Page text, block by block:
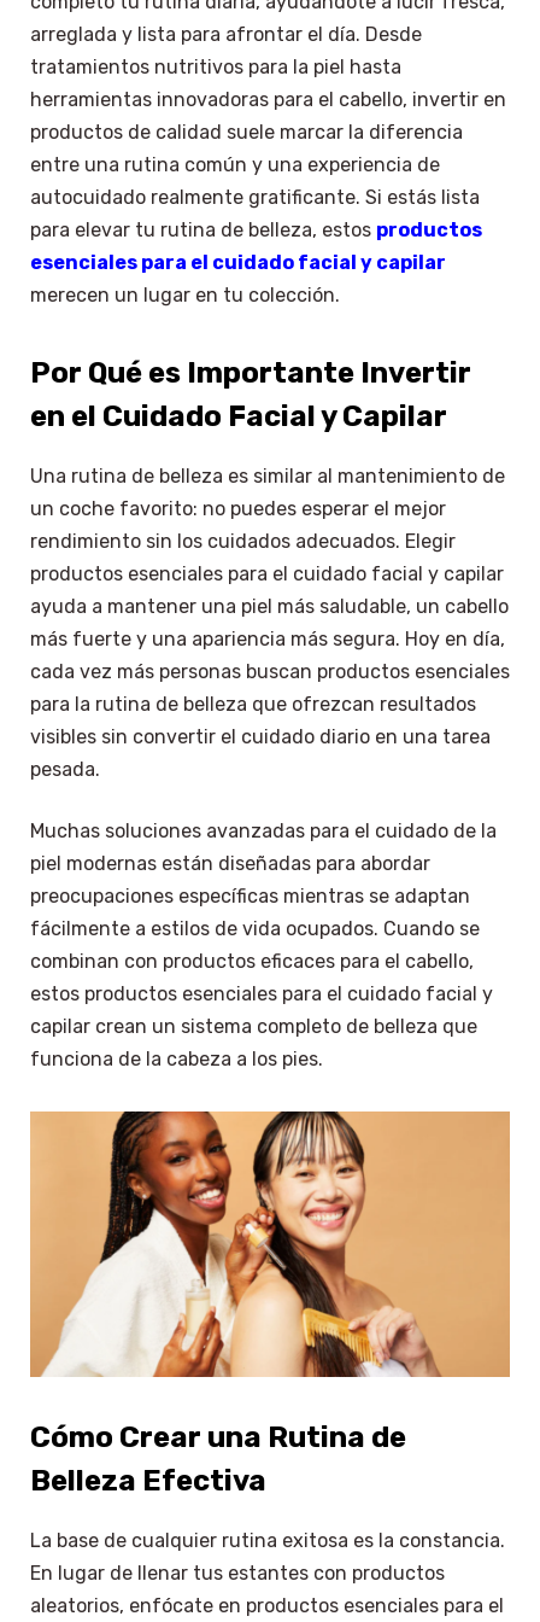
arreglada y lista para afrontar el día. Desde
tratamientos nutritivos para la piel hasta
herramientas innovadoras para el cabello, invertir en
productos de calidad suele marcar la diferencia
entre una rutina común y una experiencia de
autocuidado realmente gratificante. Si estás lista
para elevar tu rutina de belleza, estos productos
esenciales para el cuidado facial y capilar
merecen un lugar en tu colección.
Por Qué es Importante Invertir
en el Cuidado Facial y Capilar
Una rutina de belleza es similar al mantenimiento de
un coche favorito: no puedes esperar el mejor
rendimiento sin los cuidados adecuados. Elegir
productos esenciales para el cuidado facial y capilar
ayuda a mantener una piel más saludable, un cabello
más fuerte y una apariencia más segura. Hoy en día,
cada vez más personas buscan productos esenciales
para la rutina de belleza que ofrezcan resultados
visibles sin convertir el cuidado diario en una tarea
pesada.
Muchas soluciones avanzadas para el cuidado de la
piel modernas están diseñadas para abordar
preocupaciones específicas mientras se adaptan
fácilmente a estilos de vida ocupados. Cuando se
combinan con productos eficaces para el cabello,
estos productos esenciales para el cuidado facial y
capilar crean un sistema completo de belleza que
funciona de la cabeza a los pies.
Cómo Crear una Rutina de
Belleza Efectiva
La base de cualquier rutina exitosa es la constancia.
En lugar de llenar tus estantes con productos
aleatorios, enfócate en productos esenciales para el